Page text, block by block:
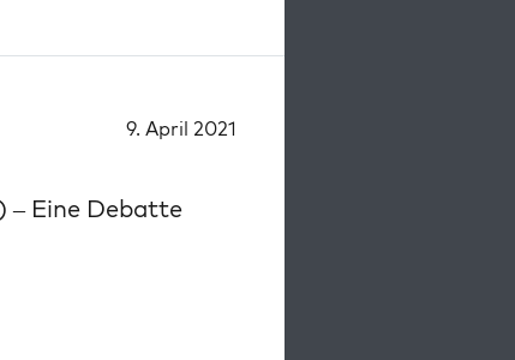
9. April 2021
– Eine Debatte